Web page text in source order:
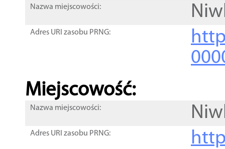
Nazwa miejscowości:
Adres URI zasobu PRNG:
Miejscowość:
Nazwa miejscowości:
Adres URI zasobu PRNG: